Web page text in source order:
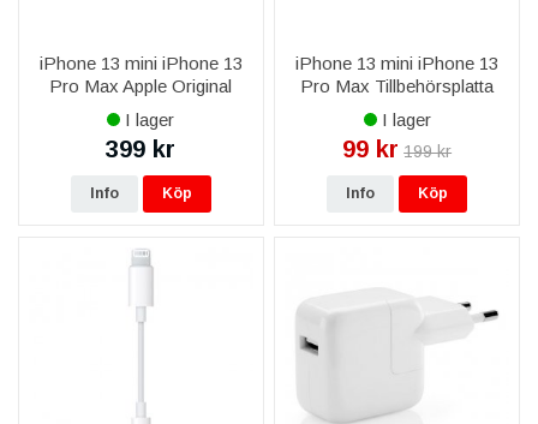
iPhone 13 mini iPhone 13
Pro Max Apple Original
Lightning kabel till USB-C
1M MQGJ2ZM/A
I lager
399 kr
Info Köp
iPhone 13 mini iPhone 13
Pro Max Tillbehörsplatta
med elastiska band, 1 fack -
Svart
I lager
99 kr 199 kr
Info Köp